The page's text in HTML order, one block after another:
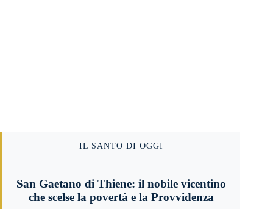
IL SANTO DI OGGI
San Gaetano di Thiene: il nobile vicentino
che scelse la povertà e la Provvidenza